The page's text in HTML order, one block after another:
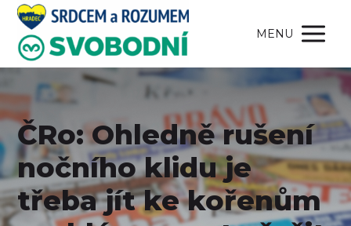
MENU
ČRo: Ohledně rušení
nočního klidu je
třeba jít ke kořenům